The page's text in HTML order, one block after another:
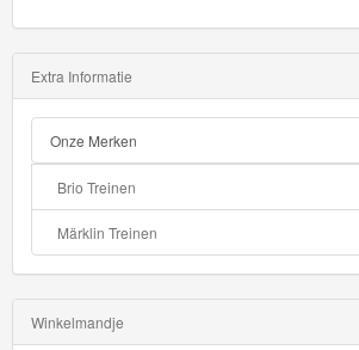
Extra Informatie
Onze Merken
Brio Treinen
Märklin Treinen
Winkelmandje